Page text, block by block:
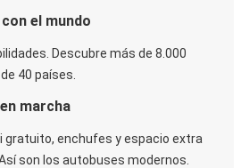
el mundo
Descubre más de 8.000
40 países.
marcha
gratuito, enchufes y espacio extra
son los autobuses modernos.